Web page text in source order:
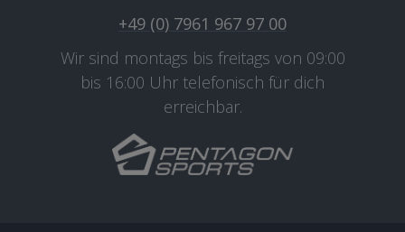
+49 (0) 7961 967 97 00
Wir sind montags bis freitags von 09:00
bis 16:00 Uhr telefonisch für dich
erreichbar.